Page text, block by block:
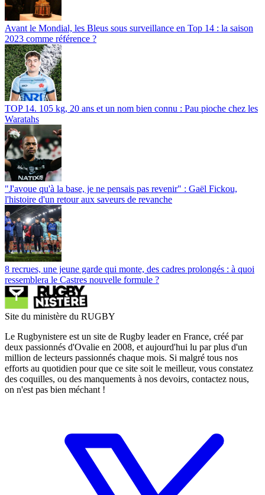
Avant le Mondial, les Bleus sous surveillance en Top 14 : la saison
2023 comme référence ?
TOP 14. 105 kg, 20 ans et un nom bien connu : Pau pioche chez les
Waratahs
"J'avoue qu'à la base, je ne pensais pas revenir" : Gaël Fickou,
l'histoire d'un retour aux saveurs de revanche
8 recrues, une jeune garde qui monte, des cadres prolongés : à quoi
ressemblera le Castres nouvelle formule ?
Site du ministère du RUGBY
Le Rugbynistere est un site de Rugby leader en France, créé par
deux passionnés d'Ovalie en 2008, et aujourd'hui lu par plus d'un
million de lecteurs passionnés chaque mois. Si malgré tous nos
efforts au quotidien pour que ce site soit le meilleur, vous constatez
des coquilles, ou des manquements à nos devoirs, contactez nous,
on n'est pas bien méchant !